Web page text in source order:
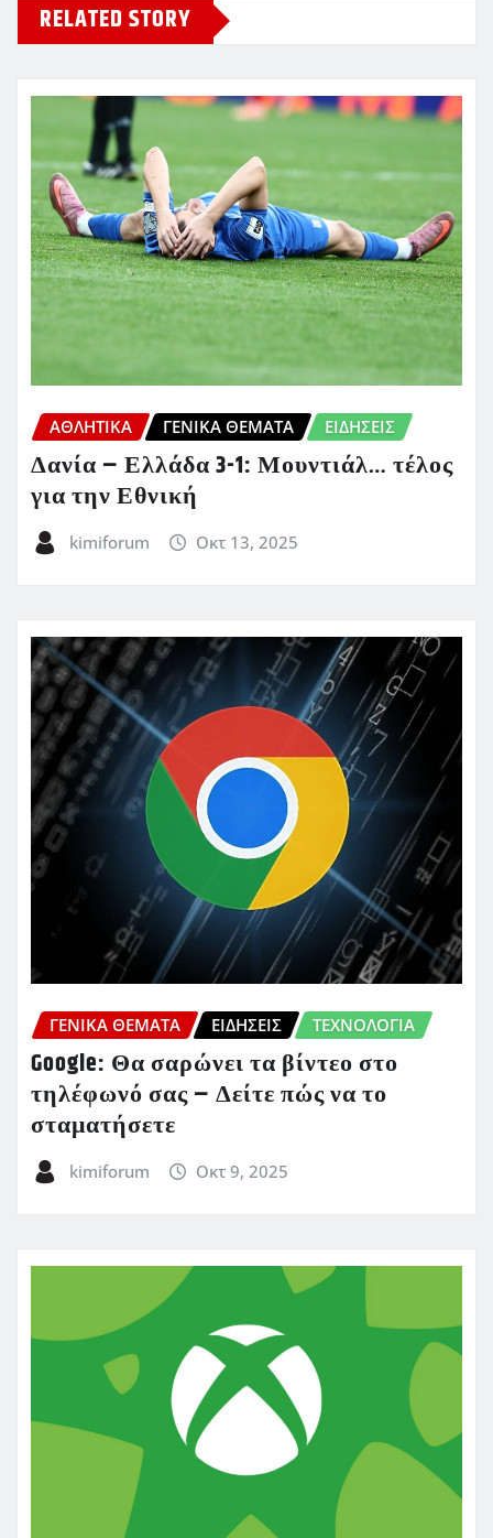
RELATED STORY
ΑΘΛΗΤΙΚΑ ΓΕΝΙΚΑ ΘΕΜΑΤΑ ΕΙΔΗΣΕΙΣ
Δανία – Ελλάδα 3-1: Μουντιάλ… τέλος
για την Εθνική
kimiforum Οκτ 13, 2025
ΓΕΝΙΚΑ ΘΕΜΑΤΑ ΕΙΔΗΣΕΙΣ ΤΕΧΝΟΛΟΓΙΑ
Google: Θα σαρώνει τα βίντεο στο
τηλέφωνό σας – Δείτε πώς να το
σταματήσετε
kimiforum Οκτ 9, 2025